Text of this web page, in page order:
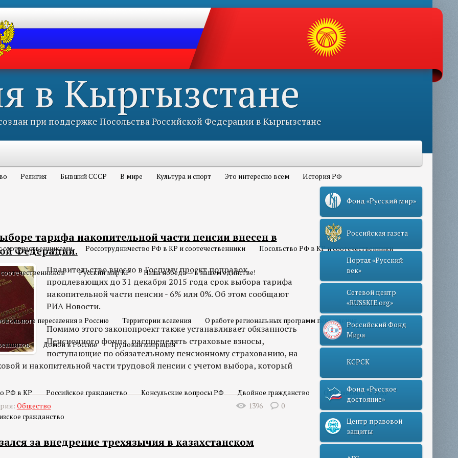
в Кыргызстане
при поддержке Посольства Российской Федерации в Кыргызстане
Религия Бывший СССР В мире Культура и спорт Это интересно всем История РФ
соотечественниками Россотрудничество РФ в КР и соотечественники Посольство РФ в КР и соотечественники
Русский мир КР Наша победа — в нашем единстве!
переселения в Россию Территории вселения О работе региональных программ переселения
Домой в Россию Трудовая миграция
РФ в КР Российское гражданство Консульские вопросы РФ Двойное гражданство Отношения РФ и КР
гражданство
тарифа накопительной части пенсии внесен в
Федерации.
Правительство внесло в Госдуму проект поправок,
продлевающих до 31 декабря 2015 года срок выбора тарифа
накопительной части пенсии - 6% или 0%. Об этом сообщают
РИА Новости.
Помимо этого законопроект также устанавливает обязанность
Пенсионного фонда распределять страховые взносы,
поступающие по обязательному пенсионному страхованию, на
и накопительной части трудовой пенсии с учетом выбора, который
Общество 1396 0
за внедрение трехязычия в казахстанском
Фонд «Русский мир»
Российская газета
Портал «Русский
век»
Сетевой центр
«RUSSKIE.org»
Российский Фонд
Мира
КСРСК
Фонд «Русское
достояние»
Центр правовой
защиты